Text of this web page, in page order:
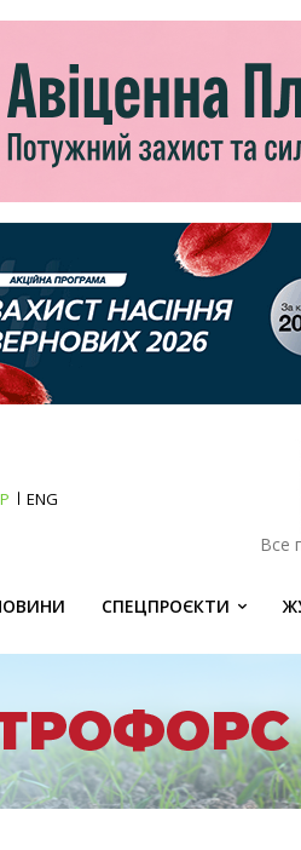
ENG
Все
СПЕЦПРОЄКТИ